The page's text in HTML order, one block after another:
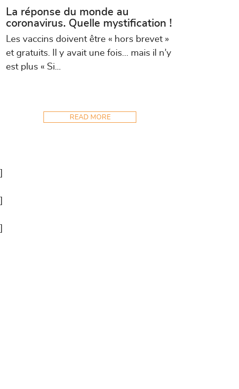
La réponse du monde au
coronavirus. Quelle mystification !
Les vaccins doivent être « hors brevet »
et gratuits. Il y avait une fois… mais il n’y
est plus « Si...
READ MORE